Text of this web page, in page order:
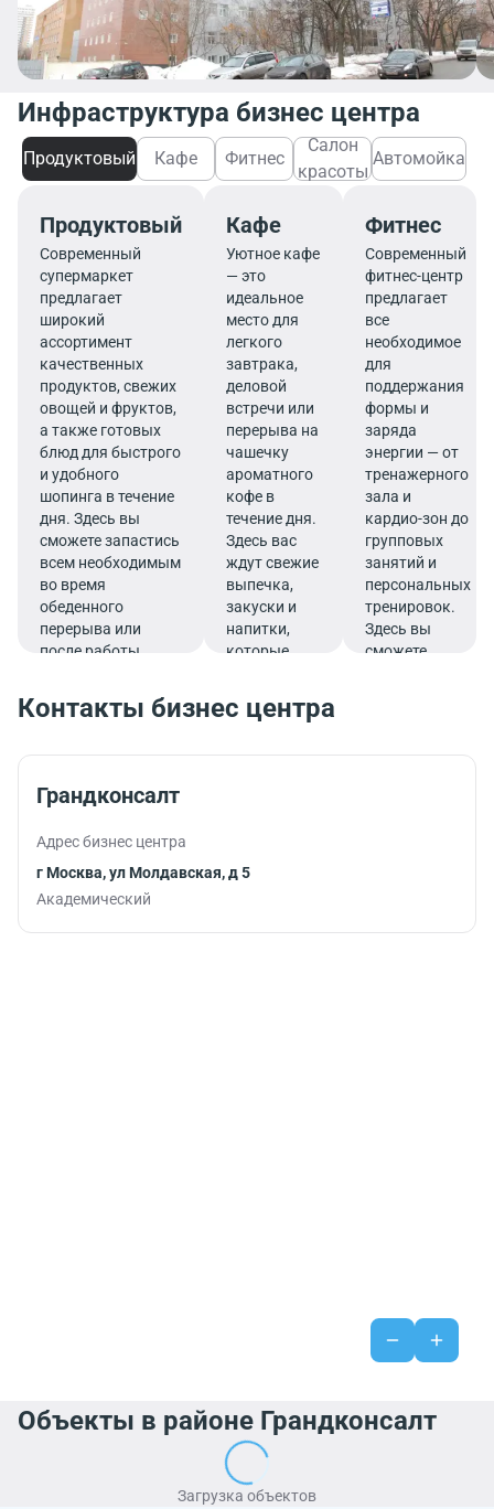
Инфраструктура бизнес центра
Продуктовый Кафе Фитнес
Салон
красоты
Автомойка
Продуктовый
Современный
супермаркет
предлагает
широкий
ассортимент
качественных
продуктов, свежих
овощей и фруктов,
а также готовых
блюд для быстрого
и удобного
шопинга в течение
дня. Здесь вы
сможете запастись
всем необходимым
во время
обеденного
перерыва или
после работы.
Кафе
Уютное кафе
— это
идеальное
место для
легкого
завтрака,
деловой
встречи или
перерыва на
чашечку
ароматного
кофе в
течение дня.
Здесь вас
ждут свежие
выпечка,
закуски и
напитки,
которые
бодрости и
продуктивно
Фитнес
Современный
фитнес-центр
предлагает
все
необходимое
для
поддержания
формы и
заряда
энергии — от
тренажерного
зала и
кардио-зон до
групповых
занятий и
персональных
тренировок.
Здесь вы
сможете
тренируясь во
Контакты бизнес центра
Грандконсалт
Адрес бизнес центра
г Москва, ул Молдавская, д 5
Академический
Объекты в районе Грандконсалт
Загрузка объектов